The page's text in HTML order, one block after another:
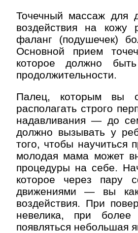
Точечный массаж для
воздействия на кожу
фаланг (подушечек)
Основной прием
которое должно
продолжительности.
Палец, которым вы
располагать строго
надавливания — до
должно вызывать у
того, чтобы научиться
молодая мама может
процедуры на себе.
которое через пару
движениями — вы
воздействия. При
невелика, при
появляться небольшая